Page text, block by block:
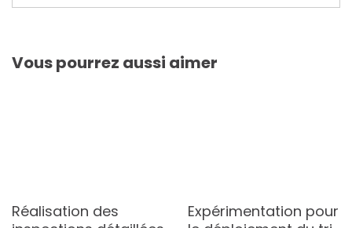
Vous pourrez aussi aimer
Réalisation des
Expérimentation pour